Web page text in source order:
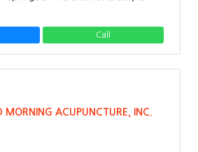
Call
MORNING ACUPUNCTURE, INC.